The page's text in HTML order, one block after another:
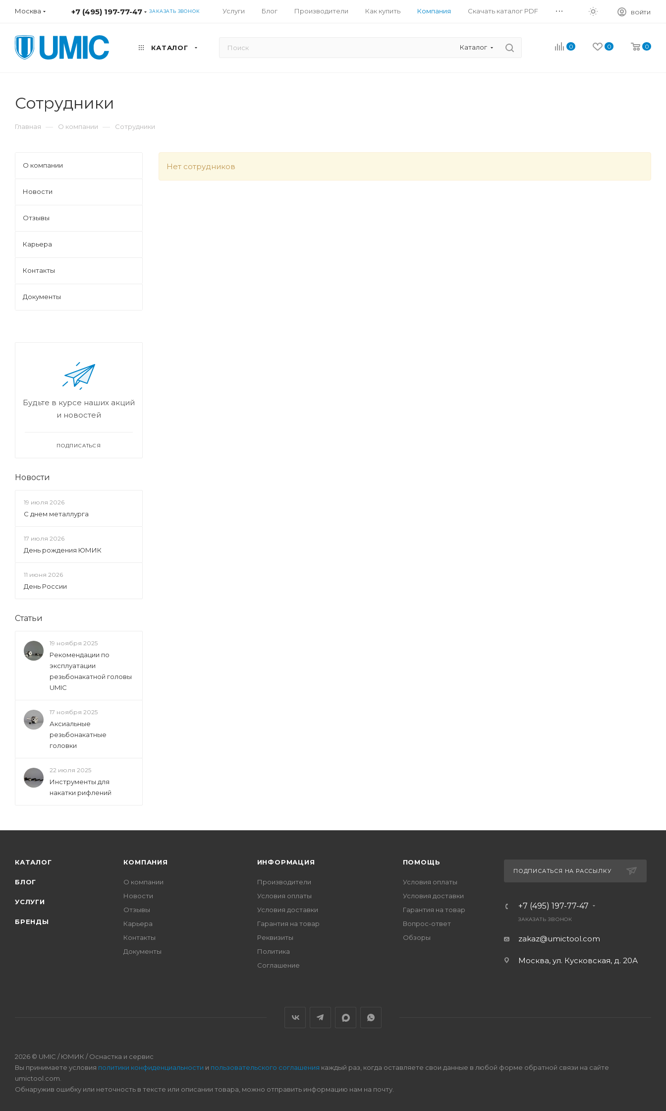
Москва +7 (495) 197-77-47 ЗАКАЗАТЬ ЗВОНОК Услуги Блог Производители Как купить Компания Скачать каталог PDF ... ВОЙТИ
КАТАЛОГ Каталог 0 0 0
Сотрудники
Главная — О компании — Сотрудники
Нет сотрудников
О компании
Новости
Отзывы
Карьера
Контакты
Документы
Будьте в курсе наших акций
и новостей
ПОДПИСАТЬСЯ
Новости
19 июля 2026
С днем металлурга
17 июля 2026
День рождения ЮМИК
11 июня 2026
День России
Статьи
19 ноября 2025
Рекомендации по
эксплуатации
резьбонакатной головы
UMIC
17 ноября 2025
Аксиальные
резьбонакатные
головки
22 июля 2025
Инструменты для
накатки рифлений
КАТАЛОГ
БЛОГ
УСЛУГИ
БРЕНДЫ
КОМПАНИЯ
О компании
Новости
Отзывы
Карьера
Контакты
Документы
ИНФОРМАЦИЯ
Производители
Условия оплаты
Условия доставки
Гарантия на товар
Реквизиты
Политика
Соглашение
ПОМОЩЬ
Условия оплаты
Условия доставки
Гарантия на товар
Вопрос-ответ
Обзоры
ПОДПИСАТЬСЯ НА РАССЫЛКУ
+7 (495) 197-77-47
ЗАКАЗАТЬ ЗВОНОК
zakaz@umictool.com
Москва, ул. Кусковская, д. 20А
2026 © UMIC / ЮМИК / Оснастка и сервис
Вы принимаете условия политики конфиденциальности и пользовательского соглашения каждый раз, когда оставляете свои данные в любой форме обратной связи на сайте
umictool.com.
Обнаружив ошибку или неточность в тексте или описании товара, можно отправить информацию нам на почту.